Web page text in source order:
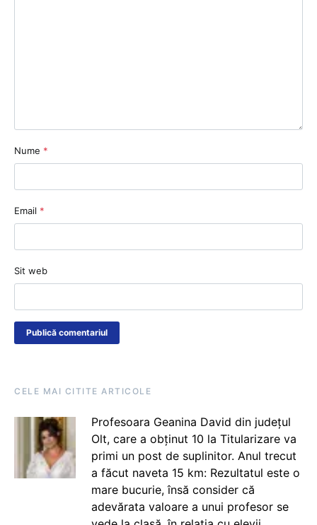
Nume *
Email *
Sit web
CELE MAI CITITE ARTICOLE
Profesoara Geanina David din județul
Olt, care a obținut 10 la Titularizare va
primi un post de suplinitor. Anul trecut
a făcut naveta 15 km: Rezultatul este o
mare bucurie, însă consider că
adevărata valoare a unui profesor se